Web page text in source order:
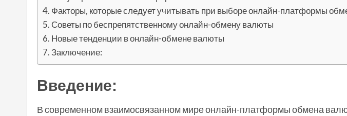
Факторы, которые следует учитывать при выборе онлайн-платформы
Советы по беспрепятственному онлайн-обмену валюты
Новые тенденции в онлайн-обмене валюты
Заключение:
Введение:
В современном взаимосвязанном мире онлайн-платформы обмена